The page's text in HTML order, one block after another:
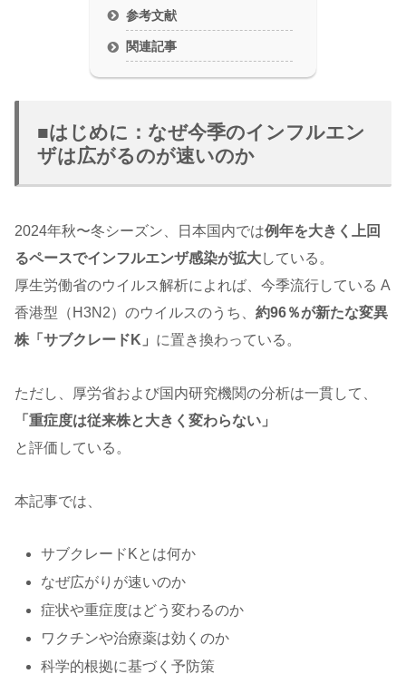
参考文献
関連記事
■はじめに：なぜ今季のインフルエン
ザは広がるのが速いのか
2024年秋〜冬シーズン、日本国内では例年を大きく上回
るペースでインフルエンザ感染が拡大している。
厚生労働省のウイルス解析によれば、今季流行している A
香港型（H3N2）のウイルスのうち、 約96％が新たな変異
株「サブクレードK」 に置き換わっている。
ただし、厚労省および国内研究機関の分析は一貫して、
「重症度は従来株と大きく変わらない」
と評価している。
本記事では、
サブクレードKとは何か
なぜ広がりが速いのか
症状や重症度はどう変わるのか
ワクチンや治療薬は効くのか
科学的根拠に基づく予防策